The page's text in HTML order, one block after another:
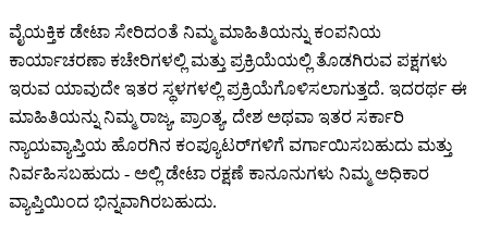
ವೈಯಕ್ತಿಕ ಡೇಟಾ ಸೇರಿದಂತೆ ನಿಮ್ಮ ಮಾಹಿತಿಯನ್ನು ಕಂಪನಿಯ
ಕಾರ್ಯಾಚರಣಾ ಕಚೇರಿಗಳಲ್ಲಿ ಮತ್ತು ಪ್ರಕ್ರಿಯೆಯಲ್ಲಿ ತೊಡಗಿರುವ ಪಕ್ಷಗಳು
ಇರುವ ಯಾವುದೇ ಇತರ ಸ್ಥಳಗಳಲ್ಲಿ ಪ್ರಕ್ರಿಯೆಗೊಳಿಸಲಾಗುತ್ತದೆ. ಇದರರ್ಥ ಈ
ಮಾಹಿತಿಯನ್ನು ನಿಮ್ಮ ರಾಜ್ಯ, ಪ್ರಾಂತ್ಯ, ದೇಶ ಅಥವಾ ಇತರ ಸರ್ಕಾರಿ
ನ್ಯಾಯವ್ಯಾಪ್ತಿಯ ಹೊರಗಿನ ಕಂಪ್ಯೂಟರ್‌ಗಳಿಗೆ ವರ್ಗಾಯಿಸಬಹುದು ಮತ್ತು
ನಿರ್ವಹಿಸಬಹುದು - ಅಲ್ಲಿ ಡೇಟಾ ರಕ್ಷಣೆ ಕಾನೂನುಗಳು ನಿಮ್ಮ ಅಧಿಕಾರ
ವ್ಯಾಪ್ತಿಯಿಂದ ಭಿನ್ನವಾಗಿರಬಹುದು.